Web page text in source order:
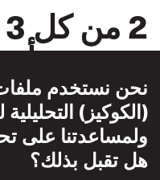
يعتقدون
ستكون
شارك عمال
أكبر في
نحن نستخدم
(الكوكيز)
ولمساعدتنا على
هل تقبل بذلك؟